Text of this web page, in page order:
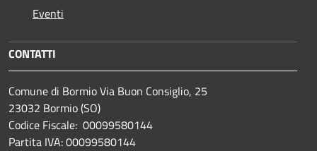
Eventi
CONTATTI
Comune di Bormio Via Buon Consiglio, 25
23032 Bormio (SO)
Codice Fiscale: 00099580144
Partita IVA: 00099580144